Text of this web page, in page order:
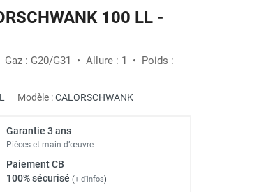
100 LL -
: G20/G31 • Allure : 1 • Poids :
Modèle :CALORSCHWANK
Garantie 3 ans
Pièces et main d’œuvre
PaiementCB
100% sécurisé (+ d'infos)